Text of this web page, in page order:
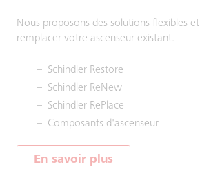
Nous proposons des solutions flexibles
remplacer votre ascenseur existant.
Schindler Restore
Schindler ReNew
Schindler RePlace
Composants d'ascenseur
En savoir plus